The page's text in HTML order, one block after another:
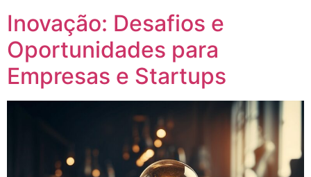
Inovação: Desafios e
Oportunidades para
Empresas e Startups